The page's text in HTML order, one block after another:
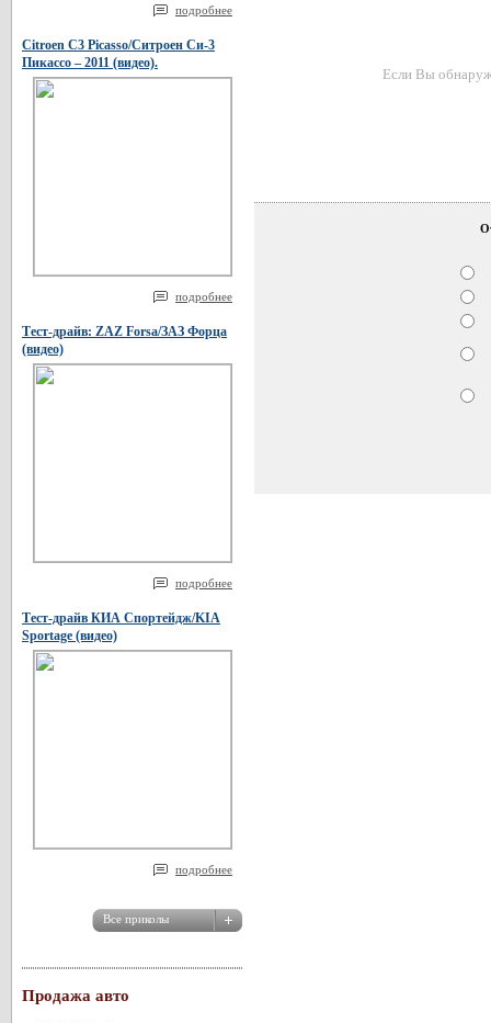
подробнее
Citroen C3 Picasso/Ситроен Си-3
Пикассо – 2011 (видео).
подробнее
Тест-драйв: ZAZ Forsa/ЗАЗ Форца
(видео)
подробнее
Тест-драйв КИА Спортейдж/KIA
Sportage (видео)
подробнее
Продажа авто
Если Вы